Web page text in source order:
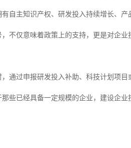
自主知识产权、研发投入持续增长、产
不仅意味着政策上的支持，更是对企业
通过申报研发投入补助、科技计划项目
些已经具备一定规模的企业，建设企业